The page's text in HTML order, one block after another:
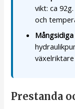
vikt: ca
och
Prestanda